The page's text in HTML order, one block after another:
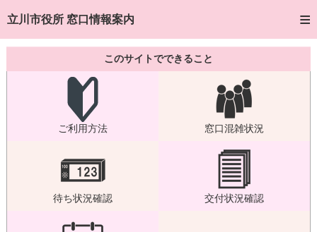
立川市役所 窓口情報案内
トップページへ
ご利用方法
窓口混雑状況
待ち状況確認
混雑予想カレンダー
このサイトでできること
ご利用方法 窓口混雑状況
待ち状況確認 交付状況確認